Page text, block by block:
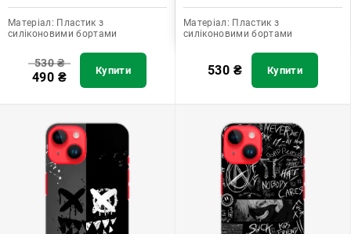
Матеріал: Пластик з
силіконовими бортами
530₴
490 ₴ Купити
Матеріал: Пластик з
силіконовими бортами
530 ₴ Купити